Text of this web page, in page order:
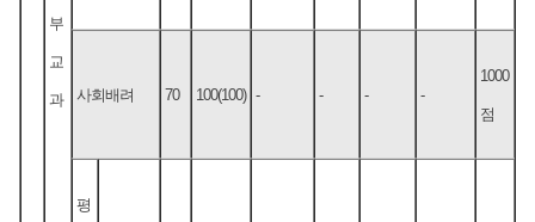
부
교
과 사회배려 70 100(100) - - - -
1000
점
평